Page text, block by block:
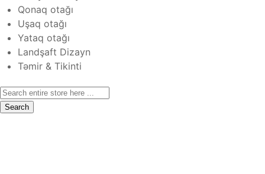
Qonaq otağı
Uşaq otağı
Yataq otağı
Landşaft Dizayn
Təmir & Tikinti
Search